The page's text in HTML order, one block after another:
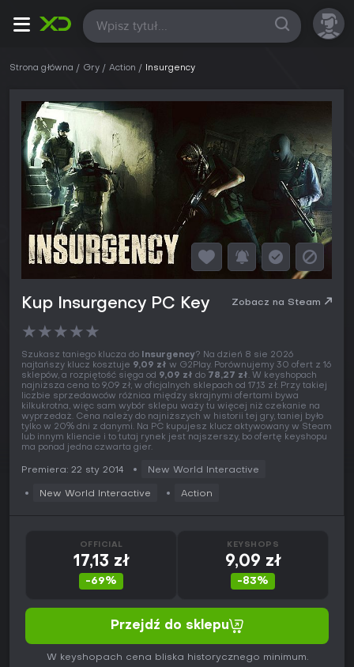
Wszystkie
Strona główna Gry Action Insurgency
Kup Insurgency PC Key Zobacz na Steam
★★★★★
Szukasz taniego klucza do Insurgency? Na dzień 8 sie 2026
najtańszy klucz kosztuje 9,09 zł w G2Play. Porównujemy 30 ofert z 16
sklepów, a rozpiętość sięga od 9,09 zł do 78,27 zł. W keyshopach
najniższa cena to 9,09 zł, w oficjalnych sklepach od 17,13 zł. Przy takiej
liczbie sprzedawców różnica między skrajnymi ofertami bywa
kilkukrotna, więc sam wybór sklepu waży tu więcej niż czekanie na
wyprzedaż. Cena należy do najniższych w historii tej gry, taniej było
tylko w 20% dni z danymi. Na PC kupujesz klucz aktywowany w Steam
lub innym kliencie i to tutaj rynek jest najszerszy, bo ofertę keyshopu
ma ponad jedna czwarta gier.
Premiera: 22 sty 2014 New World Interactive
New World Interactive Action
OFFICIAL
17,13 zł
-69%
KEYSHOPS
9,09 zł
-83%
Przejdź do sklepu
W keyshopach cena bliska historycznego minimum.